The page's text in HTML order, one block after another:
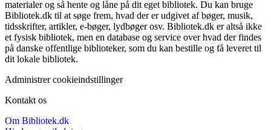
materialer og så hente og låne på dit eget bibliotek. Du kan bruge
Bibliotek.dk til at søge frem, hvad der er udgivet af bøger, musik,
tidsskrifter, artikler, e-bøger, lydbøger osv. Bibliotek.dk er altså ikke
et fysisk bibliotek, men en database og service over hvad der findes
på danske offentlige biblioteker, som du kan bestille og få leveret til
dit lokale bibliotek.
Administrer cookieindstillinger
Kontakt os
Om Bibliotek.dk